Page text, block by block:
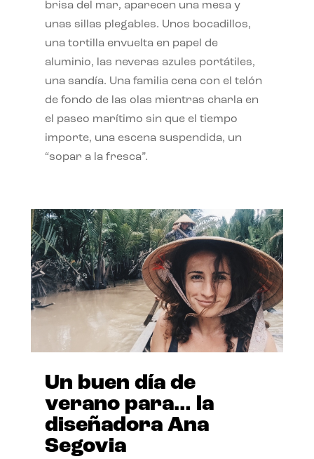
brisa del mar, aparecen una mesa y
unas sillas plegables. Unos bocadillos,
una tortilla envuelta en papel de
aluminio, las neveras azules portátiles,
una sandía. Una familia cena con el telón
de fondo de las olas mientras charla en
el paseo marítimo sin que el tiempo
importe, una escena suspendida, un
“sopar a la fresca”.
Un buen día de
verano para… la
diseñadora Ana
Segovia